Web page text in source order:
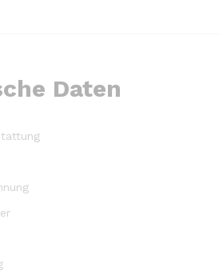
Daten